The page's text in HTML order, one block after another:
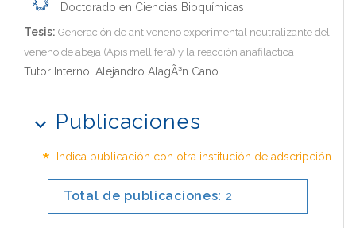
Doctorado en Ciencias Bioquímicas
Tesis: Generación de antiveneno experimental neutralizante del
veneno de abeja (Apis mellifera) y la reacción anafiláctica
Tutor Interno: Alejandro AlagÃ³n Cano
Publicaciones
* Indica publicación con otra institución de adscripción
Total de publicaciones: 2